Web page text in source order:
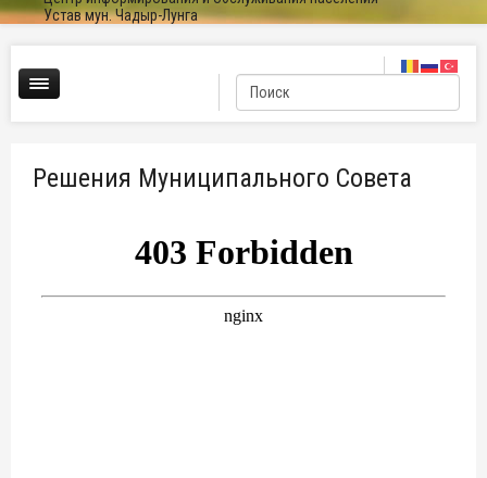
Устав мун. Чадыр-Лунга
Решения Муниципального Совета